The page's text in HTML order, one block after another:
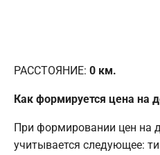
РАССТОЯНИЕ: 0 км.
Как формируется цена на
При формировании цен на
учитывается следующее: